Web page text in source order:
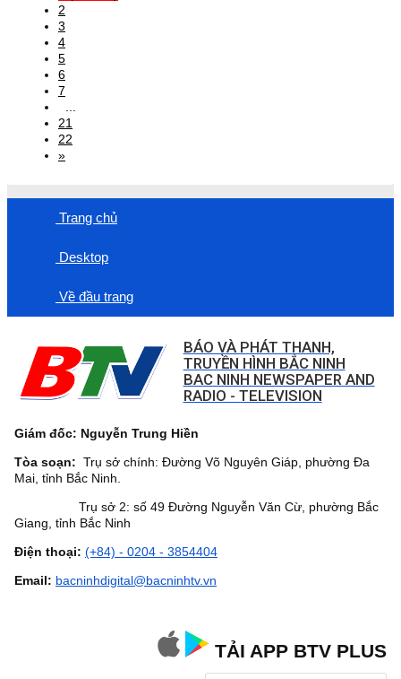
2
3
4
5
6
7
21
22
»
Trang chủ
Desktop
Về đầu trang
BÁO VÀ PHÁT THANH,
TRUYỀN HÌNH BẮC NINH
BAC NINH NEWSPAPER AND
RADIO - TELEVISION
Giám đốc: Nguyễn Trung Hiền
Tòa soạn: Trụ sở chính: Đường Võ Nguyên Giáp, phường Đa
Mai, tỉnh Bắc Ninh.
Trụ sở 2: số 49 Đường Nguyễn Văn Cừ, phường Bắc
Giang, tỉnh Bắc Ninh
Điện thoại: (+84) - 0204 - 3854404
Email: bacninhdigital@bacninhtv.vn
TẢI APP BTV PLUS